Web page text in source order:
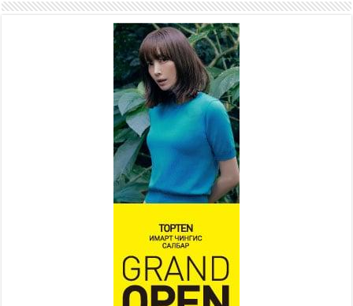
2026 оны 7 сар 15 / 11 цаг 22 минут
Наадмын амралтын өдрүүдэд
нийслэлийн эрүүл мэндийн
байгууллагууд дараах
хуваарийн дагуу ажиллана
2026 оны 7 сар 15 / 11 цаг 18 минут
Үндэсний их баяр наадам
эхэллээ
2026 оны 7 сар 15 / 11 цаг 14 минут
Үер усны аюулаас сэргийлж, нийслэлийн Онцгой
байдлын газрын 162 алба хаагч үүрэг гүйцэтгэж
2026 оны 7 сар 15 / 11 цаг 07 минут
Үндэсний их сурын харваанд 850 харваач цэц
2026 оны 7 сар 15 / 11 цаг 03 минут